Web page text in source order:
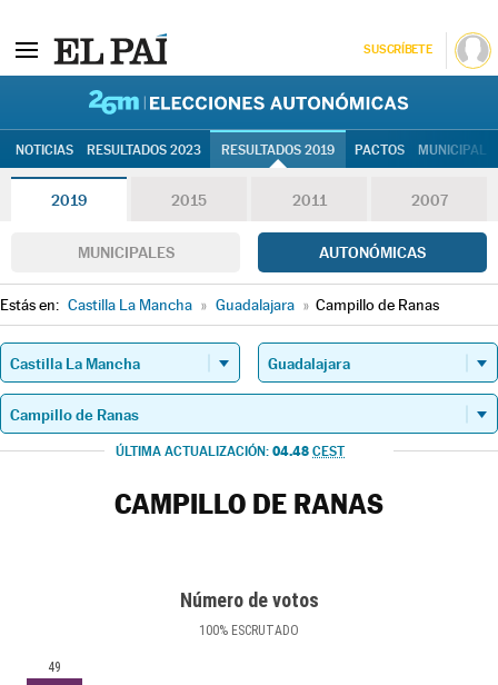
SUSCRÍBETE
NOTICIAS RESULTADOS 2023 RESULTADOS 2019 PACTOS
2019 2015 2011 2007
MUNICIPALES AUTONÓMICAS
Estás en: Castilla La Mancha » Guadalajara » Campillo de Ranas
ÚLTIMA ACTUALIZACIÓN: 04.48 CEST
CAMPILLO DE RANAS
Número de votos
100% ESCRUTADO
49